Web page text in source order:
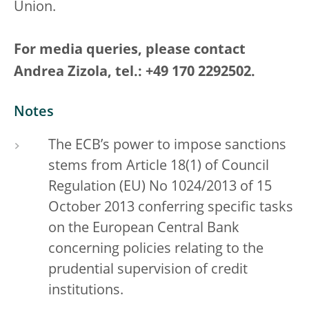
Union.
For media queries, please contact
Andrea Zizola, tel.: +49 170 2292502.
Notes
The ECB’s power to impose sanctions
stems from Article 18(1) of Council
Regulation (EU) No 1024/2013 of 15
October 2013 conferring specific tasks
on the European Central Bank
concerning policies relating to the
prudential supervision of credit
institutions.